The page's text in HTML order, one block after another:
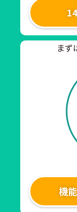
まず
機